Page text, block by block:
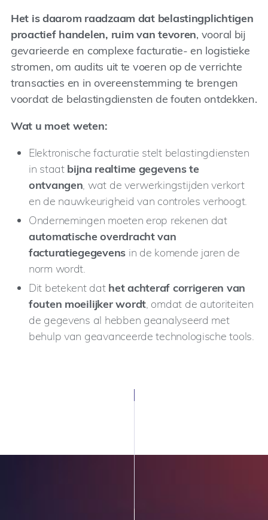
Het is daarom raadzaam dat belastingplichtigen
proactief handelen, ruim van tevoren, vooral bij
gevarieerde en complexe facturatie- en logistieke
stromen, om audits uit te voeren op de verrichte
transacties en in overeenstemming te brengen
voordat de belastingdiensten de fouten ontdekken.
Wat u moet weten:
Elektronische facturatie stelt belastingdiensten
in staat bijna realtime gegevens te
ontvangen, wat de verwerkingstijden verkort
en de nauwkeurigheid van controles verhoogt.
Ondernemingen moeten erop rekenen dat
automatische overdracht van
facturatiegegevens in de komende jaren de
norm wordt.
Dit betekent dat het achteraf corrigeren van
fouten moeilijker wordt, omdat de autoriteiten
de gegevens al hebben geanalyseerd met
behulp van geavanceerde technologische tools.